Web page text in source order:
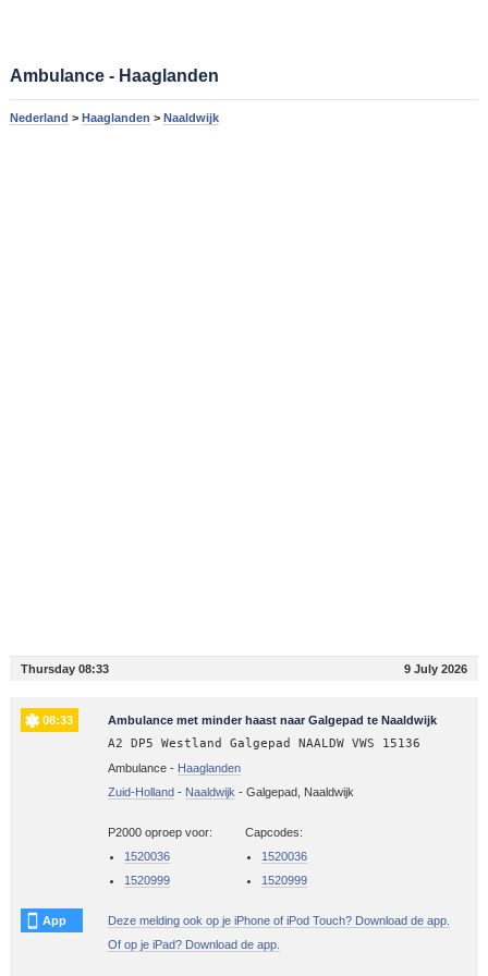
Ambulance - Haaglanden
Nederland > Haaglanden > Naaldwijk
Thursday 08:33 9 July 2026
08:33 Ambulance met minder haast naar Galgepad te Naaldwijk
A2 DP5 Westland Galgepad NAALDW VWS 15136
Ambulance - Haaglanden
Zuid-Holland - Naaldwijk- Galgepad, Naaldwijk
P2000 oproep voor:
1520036
1520999
Capcodes:
1520036
1520999
App
Deze melding ook op je iPhone of iPod Touch? Download de app.
Of op je iPad? Download de app.